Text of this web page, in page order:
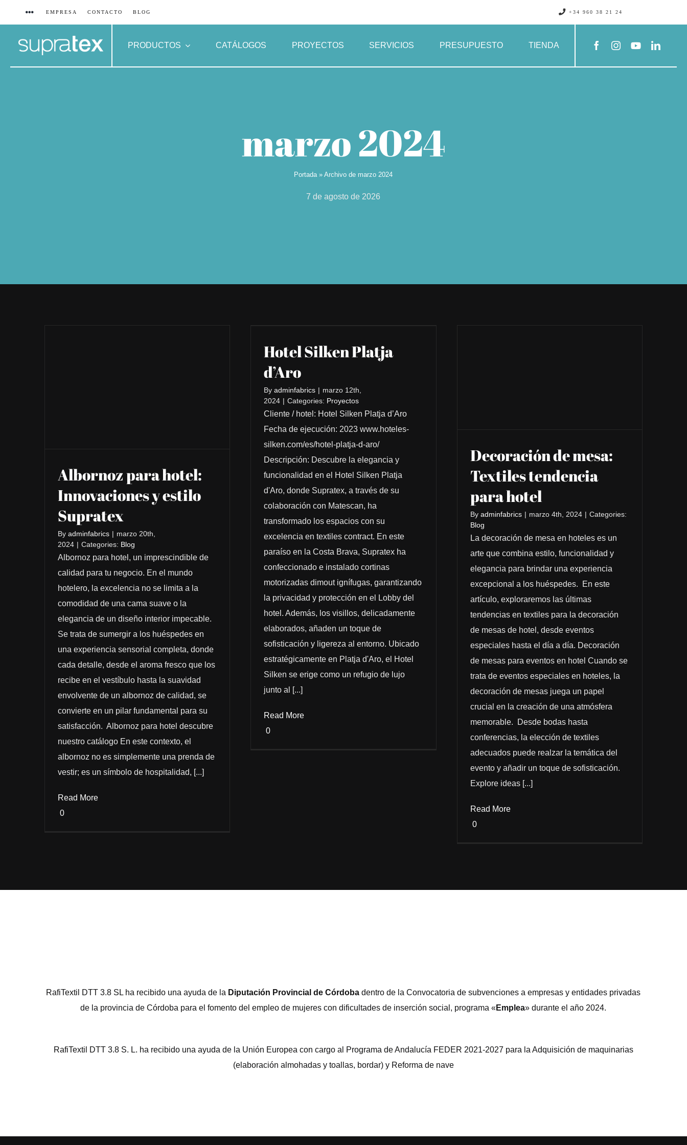
contenido
EMPRESA CONTACTO BLOG +34 960 38 21 24
PRODUCTOS CATÁLOGOS PROYECTOS SERVICIOS PRESUPUESTO TIENDA
marzo 2024
Portada »Archivo de marzo 2024
7 de agosto de 2026
Albornoz para hotel:
Innovaciones y estilo
Supratex
By adminfabrics | marzo 20th,
2024 | Categories: Blog
Albornoz para hotel, un imprescindible de
calidad para tu negocio. En el mundo
hotelero, la excelencia no se limita a la
comodidad de una cama suave o la
elegancia de un diseño interior impecable.
Se trata de sumergir a los huéspedes en
una experiencia sensorial completa, donde
cada detalle, desde el aroma fresco que los
recibe en el vestíbulo hasta la suavidad
envolvente de un albornoz de calidad, se
convierte en un pilar fundamental para su
satisfacción. Albornoz para hotel descubre
nuestro catálogo En este contexto, el
albornoz no es simplemente una prenda de
vestir; es un símbolo de hospitalidad, [...]
Read More
0
Hotel Silken Platja
d’Aro
Byadminfabrics | marzo 12th,
2024 | Categories: Proyectos
Cliente / hotel: Hotel Silken Platja d’Aro
Fecha de ejecución: 2023 www.hoteles-
silken.com/es/hotel-platja-d-aro/
Descripción: Descubre la elegancia y
funcionalidad en el Hotel Silken Platja
d'Aro, donde Supratex, a través de su
colaboración con Matescan, ha
transformado los espacios con su
excelencia en textiles contract. En este
paraíso en la Costa Brava, Supratex ha
confeccionado e instalado cortinas
motorizadas dimout ignífugas, garantizando
la privacidad y protección en el Lobby del
hotel. Además, los visillos, delicadamente
elaborados, añaden un toque de
sofisticación y ligereza al entorno. Ubicado
estratégicamente en Platja d'Aro, el Hotel
Silken se erige como un refugio de lujo
junto al [...]
Read More
0
Decoración de mesa:
Textiles tendencia
para hotel
By adminfabrics | marzo 4th, 2024 | Categories:
Blog
La decoración de mesa en hoteles es un
arte que combina estilo, funcionalidad y
elegancia para brindar una experiencia
excepcional a los huéspedes. En este
artículo, exploraremos las últimas
tendencias en textiles para la decoración
de mesas de hotel, desde eventos
especiales hasta el día a día. Decoración
de mesas para eventos en hotel Cuando se
trata de eventos especiales en hoteles, la
decoración de mesas juega un papel
crucial en la creación de una atmósfera
memorable. Desde bodas hasta
conferencias, la elección de textiles
adecuados puede realzar la temática del
evento y añadir un toque de sofisticación.
Explore ideas [...]
Read More
0
RafiTextil DTT 3.8 SL ha recibido una ayuda de la Diputación Provincial de Córdoba dentro de la Convocatoria de subvenciones a empresas y entidades privadas
de la provincia de Córdoba para el fomento del empleo de mujeres con dificultades de inserción social, programa «Emplea» durante el año 2024.
RafiTextil DTT 3.8 S. L. ha recibido una ayuda de la Unión Europea con cargo al Programa de Andalucía FEDER 2021-2027 para la Adquisición de maquinarias
(elaboración almohadas y toallas, bordar) y Reforma de nave